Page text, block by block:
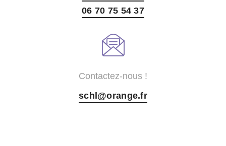
06 70 75 54 37
Contactez-nous !
schl@orange.fr